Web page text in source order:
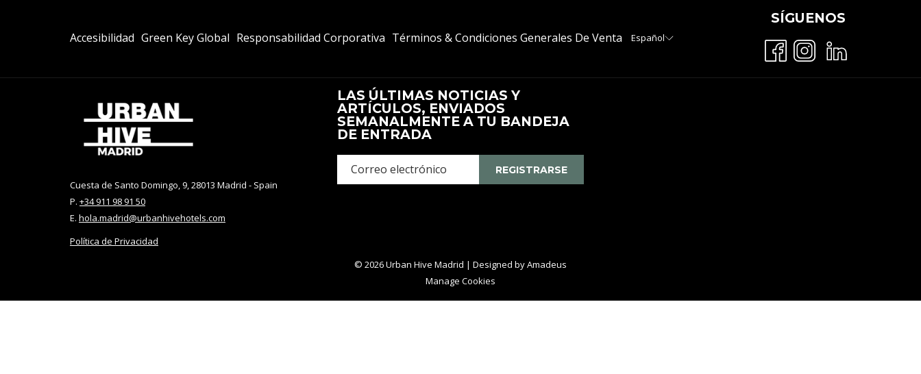
Accesibilidad Abre
Pestaña
Green Key Global Abre
Responsabilidad Corporativa Términos & Condiciones Generales De Venta Español
SÍGUENOS
Cuesta de Santo Domingo, 9, 28013 Madrid - Spain
P. +34 911 98 91 50
E. hola.madrid@urbanhivehotels.com
Política de Privacidad
LAS ÚLTIMAS NOTICIAS Y
ARTÍCULOS, ENVIADOS
SEMANALMENTE A TU BANDEJA
DE ENTRADA
REGISTRARSE
© 2026Urban Hive Madrid | Designed byAmadeus
Manage Cookies